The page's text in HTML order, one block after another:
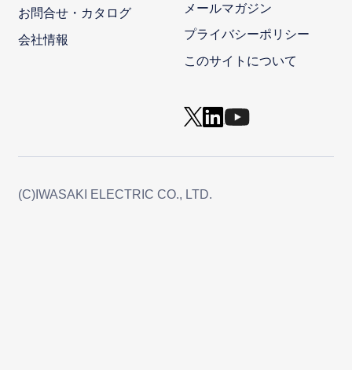
お問合せ・カタログ
会社情報
メールマガジン
プライバシーポリシー
このサイトについて
(C)IWASAKI ELECTRIC CO., LTD.